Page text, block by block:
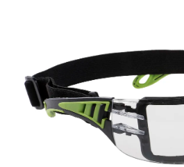
Predajne Kontakt Chránená dielňa
Katalógy
Doprava, platba a zľavy
Formulár na výmenu tovaru
Kto sme